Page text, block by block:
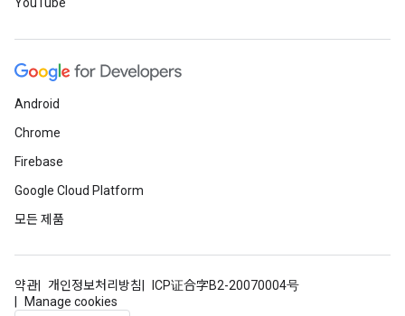
Android
Chrome
Firebase
Google Cloud Platform
모든 제품
약관 개인정보처리방침
ICP证合字B2-20070004号
Manage cookies